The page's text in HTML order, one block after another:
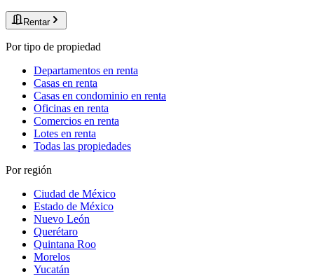
Rentar
Por tipo de propiedad
Departamentos en renta
Casas en renta
Casas en condominio en renta
Oficinas en renta
Comercios en renta
Lotes en renta
Todas las propiedades
Por región
Ciudad de México
Estado de México
Nuevo León
Querétaro
Quintana Roo
Morelos
Yucatán